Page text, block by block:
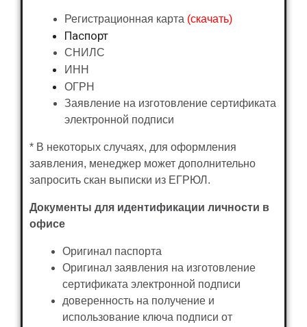
Регистрационная карта (скачать)
Паспорт
СНИЛС
ИНН
ОГРН
Заявление на изготовление сертификата
электронной подписи
* В некоторых случаях, для оформления
заявления, менеджер может дополнительно
запросить скан выписки из ЕГРЮЛ.
Документы для идентификации личности в
офисе
Оригинал паспорта
Оригинал заявления на изготовление
сертификата электронной подписи
доверенность на получение и
использование ключа подписи от